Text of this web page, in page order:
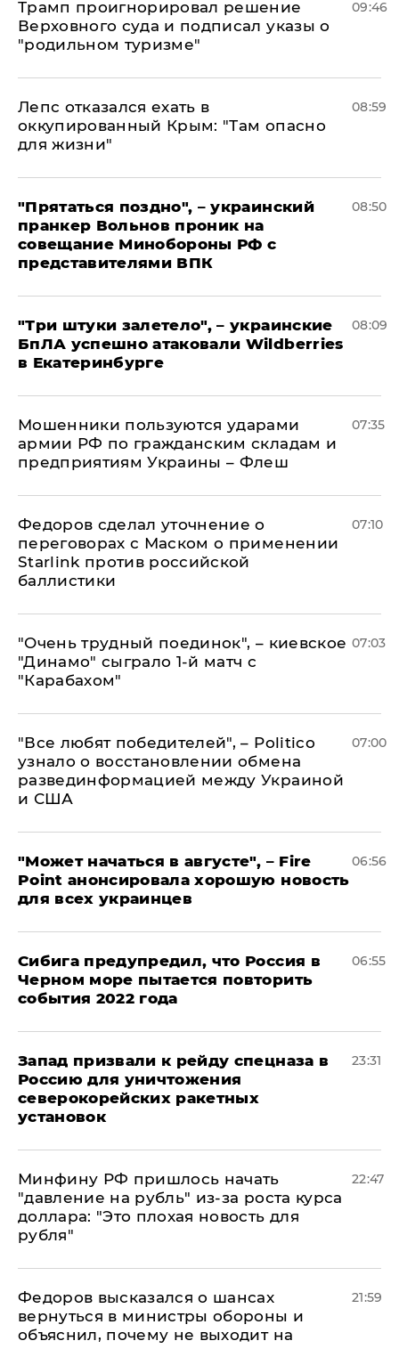
Трамп проигнорировал решение
Верховного суда и подписал указы о
"родильном туризме"
09:46
Лепс отказался ехать в
оккупированный Крым: "Там опасно
для жизни"
08:59
"Прятаться поздно", – украинский
пранкер Вольнов проник на
совещание Минобороны РФ с
представителями ВПК
08:50
"Три штуки залетело", – украинские
БпЛА успешно атаковали Wildberries
в Екатеринбурге
08:09
Мошенники пользуются ударами
армии РФ по гражданским складам и
предприятиям Украины – Флеш
07:35
Федоров сделал уточнение о
переговорах с Маском о применении
Starlink против российской
баллистики
07:10
"Очень трудный поединок", – киевское
"Динамо" сыграло 1-й матч с
"Карабахом"
07:03
​"Все любят победителей", – Politico
узнало о восстановлении обмена
развединформацией между Украиной
и США
07:00
"Может начаться в августе", – Fire
Point анонсировала хорошую новость
для всех украинцев
06:56
Сибига предупредил, что Россия в
Черном море пытается повторить
события 2022 года
06:55
Запад призвали к рейду спецназа в
Россию для уничтожения
северокорейских ракетных
установок
23:31
Минфину РФ пришлось начать
"давление на рубль" из-за роста курса
доллара: "Это плохая новость для
рубля"
22:47
Федоров высказался о шансах
вернуться в министры обороны и
объяснил, почему не выходит на
21:59